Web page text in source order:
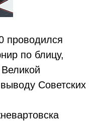
проводился
по блицу,
Советских